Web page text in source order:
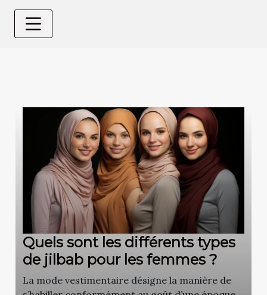
Quels sont les différents types
de jilbab pour les femmes ?
La mode vestimentaire désigne la manière de